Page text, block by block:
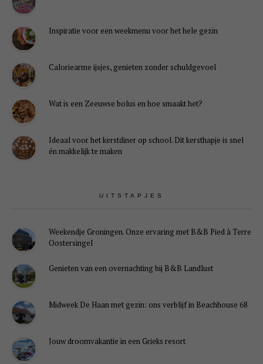
Inspiratie voor een weekmenu voor het hele gezin
Caloriearme ijsjes, genieten zonder schuldgevoel
Wat is een Zeeuwse bolus en hoe smaakt het?
Ideaal voor het kerstdiner op school. Dit kersthapje is snel
én makkelijk te maken
UITSTAPJES
Weekendje Groningen. Onze ervaring met B&B Pied à Terre
Oostersingel
Genieten van een overnachting bij B&B Landlust
Midweek De Haan met gezin: ons verblijf in Beachhouse 68
Jouw droomvakantie in een Grieks resort